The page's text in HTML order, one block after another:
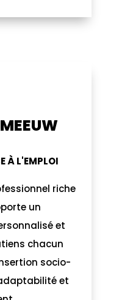
À L'EMPLOI
riche
un
et
chacun
socio-
et
À L'EMPLOI
et mettre
selon le
vous aider
dans les
Harry